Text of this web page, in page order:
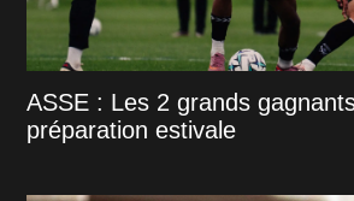
ASSE : Les 2 grands
préparation estivale